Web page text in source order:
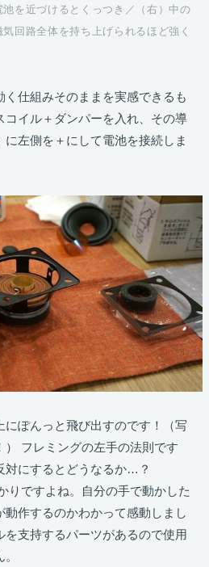
池を近づけるとくっつき／（右）中の
回路全体を持ち上げられるほど強く
仕組みそのままを実感できるも
コイル＋ダンパーを入れ、その導
左側を＋にして電池を接続しま
ぽんっと飛び出すのです！（写
フレミングの左手の法則です
対にするとどうなるか…？
りですよね。自分の手で動かした
動作するのかわかって感動しまし
を支持するパーツがあるので使用